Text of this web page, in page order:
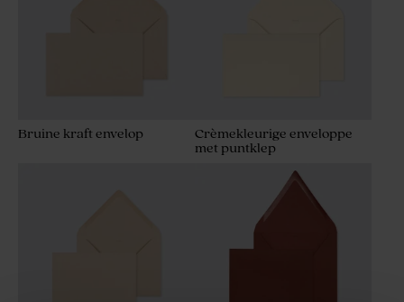
Bruine kraft envelop
Crèmekleurige enveloppe
met puntklep